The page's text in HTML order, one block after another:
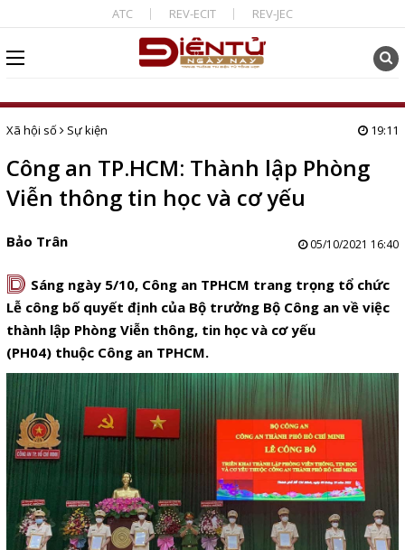
ATC REV-ECIT REV-JEC
Xã hội số Sự kiện 19:11
Công an TP.HCM: Thành lập Phòng
Viễn thông tin học và cơ yếu
Bảo Trân 05/10/2021 16:40
D Sáng ngày 5/10, Công an TPHCM trang trọng tổ chức
Lễ công bố quyết định của Bộ trưởng Bộ Công an về việc
thành lập Phòng Viễn thông, tin học và cơ yếu
(PH04) thuộc Công an TPHCM.